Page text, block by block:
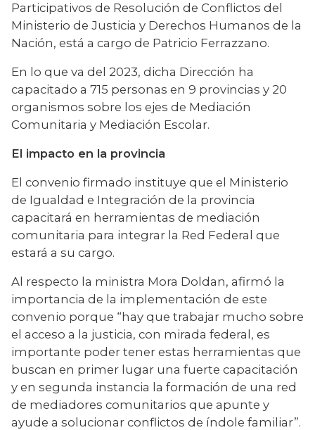
Participativos de Resolución de Conflictos del
Ministerio de Justicia y Derechos Humanos de la
Nación, está a cargo de Patricio Ferrazzano.
En lo que va del 2023, dicha Dirección ha
capacitado a 715 personas en 9 provincias y 20
organismos sobre los ejes de Mediación
Comunitaria y Mediación Escolar.
El impacto en la provincia
El convenio firmado instituye que el Ministerio
de Igualdad e Integración de la provincia
capacitará en herramientas de mediación
comunitaria para integrar la Red Federal que
estará a su cargo.
Al respecto la ministra Mora Doldan, afirmó la
importancia de la implementación de este
convenio porque “hay que trabajar mucho sobre
el acceso a la justicia, con mirada federal, es
importante poder tener estas herramientas que
buscan en primer lugar una fuerte capacitación
y en segunda instancia la formación de una red
de mediadores comunitarios que apunte y
ayude a solucionar conflictos de índole familiar”.